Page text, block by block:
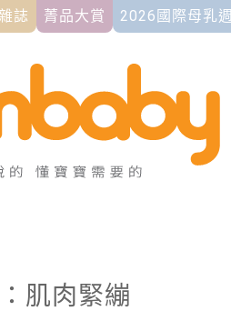
誌 菁品大賞 2026國際母乳週
肌肉緊繃